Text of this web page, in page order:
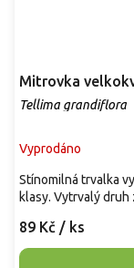
Mitrovka
Tellima grandiflora
Vyprodáno
89 Kč / ks
Stínomilná trvalka
klasy. Vytrvalý druh